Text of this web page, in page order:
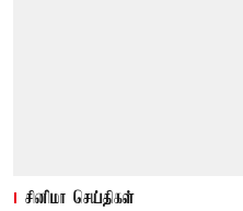
சினிமா செய்திகள்